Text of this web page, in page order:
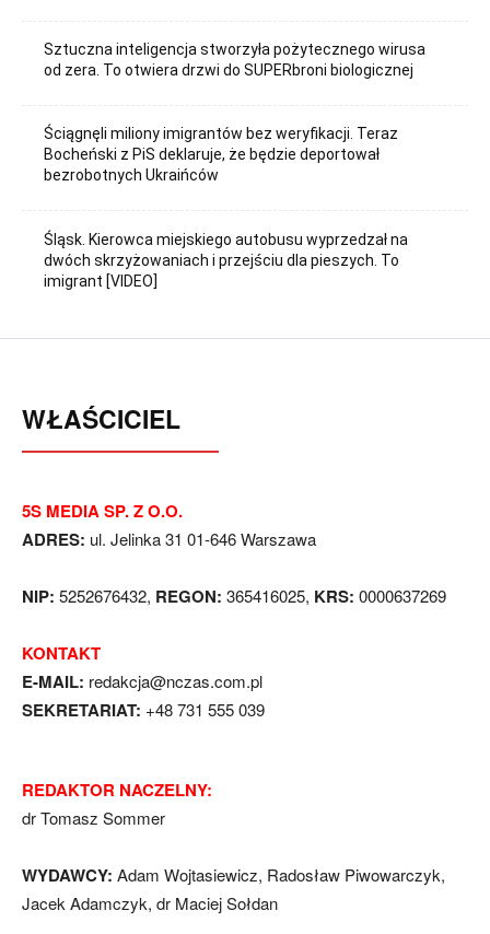
Sztuczna inteligencja stworzyła pożytecznego wirusa
od zera. To otwiera drzwi do SUPERbroni biologicznej
Ściągnęli miliony imigrantów bez weryfikacji. Teraz
Bocheński z PiS deklaruje, że będzie deportował
bezrobotnych Ukraińców
Śląsk. Kierowca miejskiego autobusu wyprzedzał na
dwóch skrzyżowaniach i przejściu dla pieszych. To
imigrant [VIDEO]
WŁAŚCICIEL
5S MEDIA SP. Z O.O.
ADRES: ul. Jelinka 31 01-646 Warszawa
NIP: 5252676432, REGON: 365416025, KRS: 0000637269
KONTAKT
E-MAIL: redakcja@nczas.com.pl
SEKRETARIAT: +48 731 555 039
REDAKTOR NACZELNY:
dr Tomasz Sommer
WYDAWCY: Adam Wojtasiewicz, Radosław Piwowarczyk,
Jacek Adamczyk, dr Maciej Sołdan